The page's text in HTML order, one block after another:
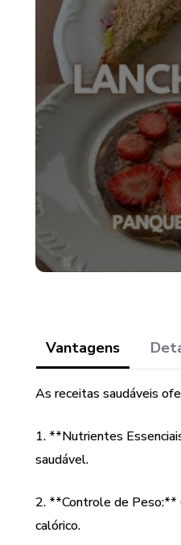
Vantagens
As receitas saudáveis
1. **Nutrientes
saudável.
2. **Controle de Peso:**
calórico.